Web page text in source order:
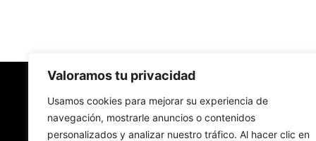
Valoramos tu privacidad
Usamos cookies para mejorar su experiencia de
navegación, mostrarle anuncios o contenidos
personalizados y analizar nuestro tráfico. Al hacer clic en
Redes Cristianas